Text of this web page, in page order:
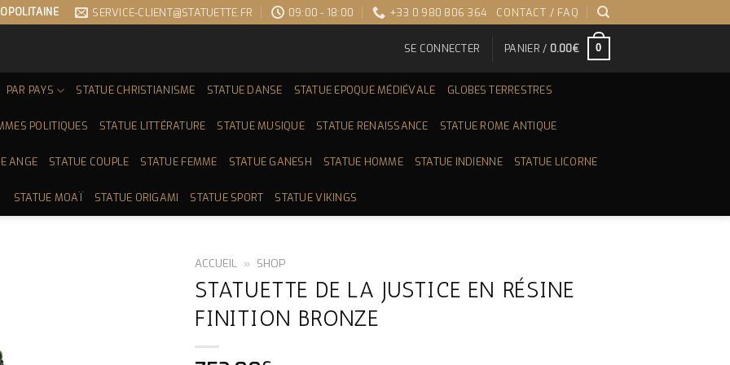
SERVICE-CLIENT@STATUETTE.FR 09:00 - 18:00 +33 0 980 806 364 CONTACT / FAQ
SE CONNECTER PANIER / 0.00€ 0
PAR PAYS STATUE CHRISTIANISME STATUE DANSE STATUE EPOQUE MÉDIÉVALE GLOBES TERRESTRES
POLITIQUES STATUE LITTÉRATURE STATUE MUSIQUE STATUE RENAISSANCE STATUE ROME ANTIQUE
ANGE STATUE COUPLE STATUE FEMME STATUE GANESH STATUE HOMME STATUE INDIENNE STATUE LICORNE
STATUE MOAÏ STATUE ORIGAMI STATUE SPORT STATUE VIKINGS
ACCUEIL » SHOP
STATUETTE DE LA JUSTICE EN RÉSINE
FINITION BRONZE